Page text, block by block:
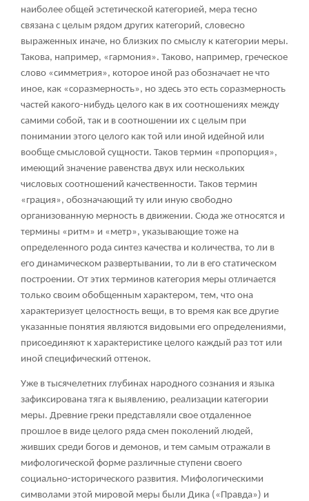
наиболее общей эстетической категорией, мера тесно
связана с целым рядом других категорий, словесно
выраженных иначе, но близких по смыслу к категории меры.
Такова, например, «гармония». Таково, например, греческое
слово «симметрия», которое иной раз обозначает не что
иное, как «соразмерность», но здесь это есть соразмерность
частей какого-нибудь целого как в их соотношениях между
самими собой, так и в соотношении их с целым при
понимании этого целого как той или иной идейной или
вообще смысловой сущности. Таков термин «пропорция»,
имеющий значение равенства двух или нескольких
числовых соотношений качественности. Таков термин
«грация», обозначающий ту или иную свободно
организованную мерность в движении. Сюда же относятся и
термины «ритм» и «метр», указывающие тоже на
определенного рода синтез качества и количества, то ли в
его динамическом развертывании, то ли в его статическом
построении. От этих терминов категория меры отличается
только своим обобщенным характером, тем, что она
характеризует целостность вещи, в то время как все другие
указанные понятия являются видовыми его определениями,
присоединяют к характеристике целого каждый раз тот или
иной специфический оттенок.
Уже в тысячелетних глубинах народного сознания и языка
зафиксирована тяга к выявлению, реализации категории
меры. Древние греки представляли свое отдаленное
прошлое в виде целого ряда смен поколений людей,
живших среди богов и демонов, и тем самым отражали в
мифологической форме различные ступени своего
социально-исторического развития. Мифологическими
символами этой мировой меры были Дика («Правда») и